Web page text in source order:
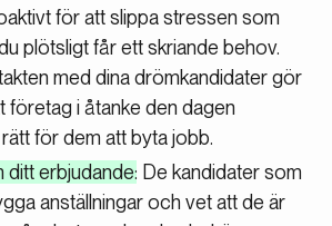
för att slippa stressen som
plötsligt får ett skriande behov.
med dina drömkandidater gör
företag i åtanke den dagen
för dem att byta jobb.
ditt erbjudande: De kandidater som
anställningar och vet att de är